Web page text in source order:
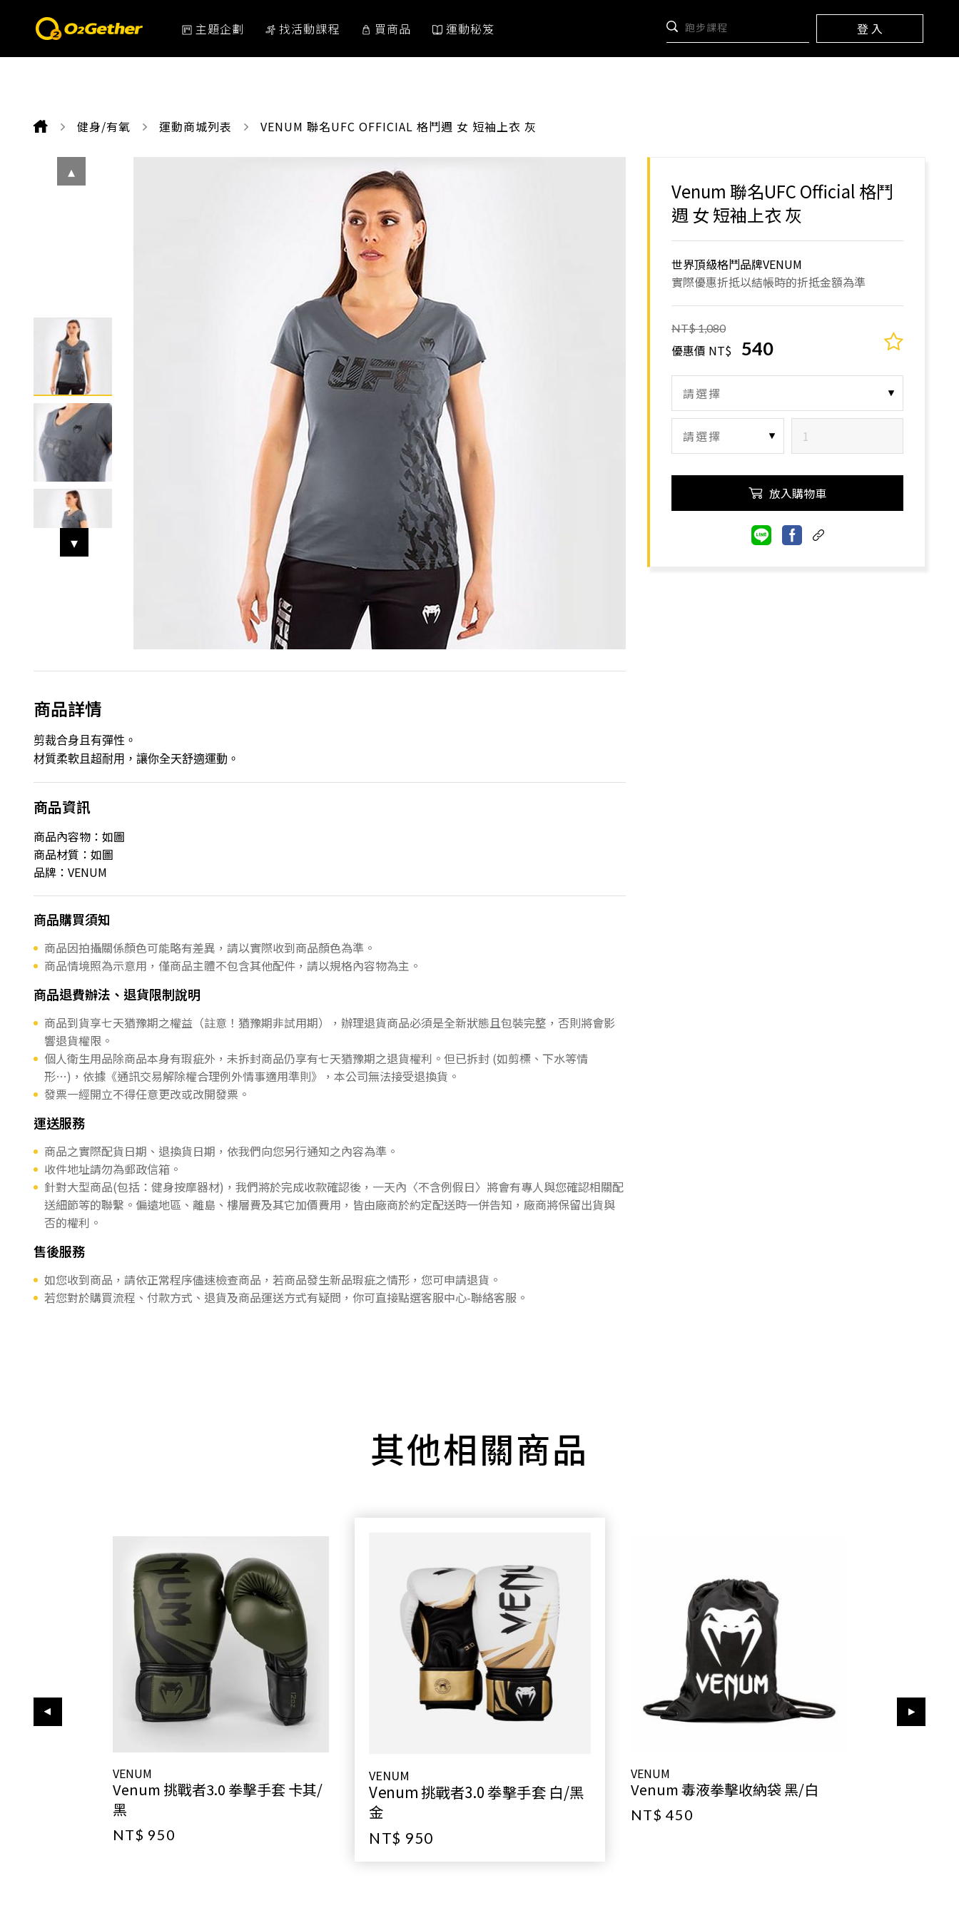
主題企劃 找活動課程 買商品 運動秘笈 登 入
健身/有氧 運動商城列表 CURRENT:
VENUM 聯名UFC OFFICIAL 格鬥週 女 短袖上衣 灰
商品詳情
剪裁合身且有彈性。
材質柔軟且超耐用，讓你全天舒適運動。
商品資訊
商品內容物：如圖
商品材質：如圖
品牌：VENUM
商品購買須知
商品因拍攝關係顏色可能略有差異，請以實際收到商品顏色為準。
商品情境照為示意用，僅商品主體不包含其他配件，請以規格內容物為主。
商品退費辦法、退貨限制說明
商品到貨享七天猶豫期之權益（註意！猶豫期非試用期），辦理退貨商品必須是全新狀態且包裝完整，否則將會影
響退貨權限。
個人衛生用品除商品本身有瑕疵外，未拆封商品仍享有七天猶豫期之退貨權利。但已拆封 (如剪標、下水等情
形…)，依據《通訊交易解除權合理例外情事適用準則》，本公司無法接受退換貨。
發票一經開立不得任意更改或改開發票。
運送服務
商品之實際配貨日期、退換貨日期，依我們向您另行通知之內容為準。
收件地址請勿為郵政信箱。
針對大型商品(包括：健身按摩器材)，我們將於完成收款確認後，一天內〈不含例假日〉將會有專人與您確認相關配
送細節等的聯繫。偏遠地區、離島、樓層費及其它加價費用，皆由廠商於約定配送時一併告知，廠商將保留出貨與
否的權利。
售後服務
如您收到商品，請依正常程序儘速檢查商品，若商品發生新品瑕疵之情形，您可申請退貨。
若您對於購買流程、付款方式、退貨及商品運送方式有疑問，你可直接點選客服中心-聯絡客服。
Venum 聯名UFC Official 格鬥
週 女 短袖上衣 灰
世界頂級格鬥品牌VENUM
實際優惠折抵以結帳時的折抵金額為準
NT$ 1,080
優惠價 NT$ 540
放入購物車
其他相關商品
VENUM
Venum 挑戰者3.0 拳擊手套 卡其/
黑
NT$ 950
VENUM
Venum 挑戰者3.0 拳擊手套 白/黑
金
NT$ 950
VENUM
Venum 毒液拳擊收納袋 黑/白
NT$ 450